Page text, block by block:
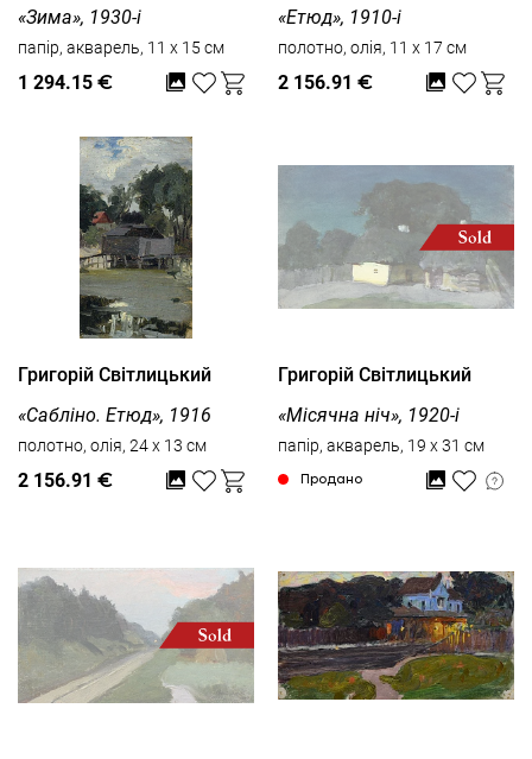
«Зима», 1930-і
папір, акварель, 11 x 15 см
1 294.15 €
«Етюд», 1910-і
полотно, олія, 11 x 17 см
2 156.91 €
Григорій Світлицький
«Сабліно. Етюд», 1916
полотно, олія, 24 x 13 см
2 156.91 €
Григорій Світлицький
«Місячна ніч», 1920-і
папір, акварель, 19 x 31 см
Продано